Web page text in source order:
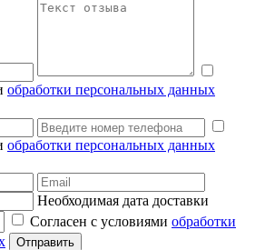
обработки персональных данных
обработки персональных данных
Необходимая дата доставки
Согласен с условиями обработки